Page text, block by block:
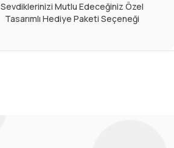
Sevdiklerinizi Mutlu Edeceğiniz Özel
Tasarımlı Hediye Paketi Seçeneği